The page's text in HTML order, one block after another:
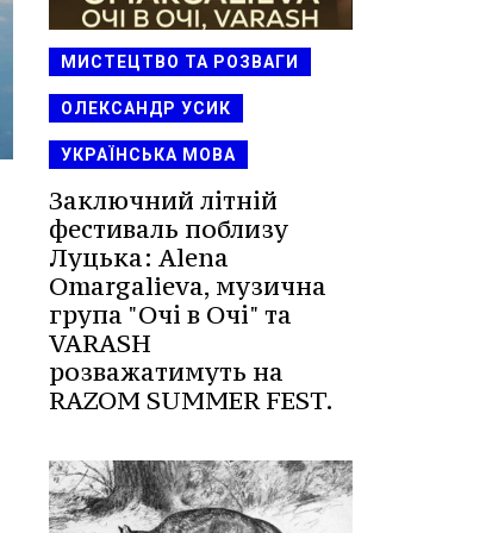
МИСТЕЦТВО ТА РОЗВАГИ
ОЛЕКСАНДР УСИК
УКРАЇНСЬКА МОВА
Заключний літній
фестиваль поблизу
Луцька: Alena
Omargalieva, музична
група "Очі в Очі" та
VARASH
розважатимуть на
RAZOM SUMMER FEST.